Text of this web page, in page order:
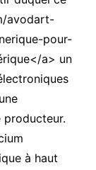
avodart-
pour-
a> un
producteur.
à haut